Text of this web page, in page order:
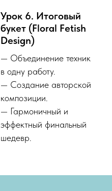
Урок 6. Итоговый
букет (Floral Fetish
Design)
— Объединение техник
в одну работу.
— Создание авторской
композиции.
— Гармоничный и
эффектный финальный
шедевр.